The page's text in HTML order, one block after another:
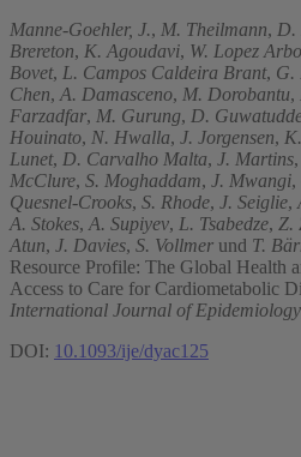
Manne-Goehler, J., M. Theilmann, D.
Brereton, K. Agoudavi, W. Lopez
Bovet, L. Campos Caldeira Brant, G.
Chen, A. Damasceno, M. Dorobantu,
Farzadfar, M. Gurung, D.
Houinato, N. Hwalla, J. Jorgensen,
Lunet, D. Carvalho Malta, J. Martins,
McClure, S. Moghaddam, J. Mwangi,
Quesnel-Crooks, S. Rhode, J. Seiglie,
A. Stokes, A. Supiyev, L. Tsabedze, Z.
Atun, J. Davies, S. Vollmer und T.
Resource Profile: The Global Health
Access to Care for Cardiometabolic
International Journal of Epidemiology
DOI: 10.1093/ije/dyac125